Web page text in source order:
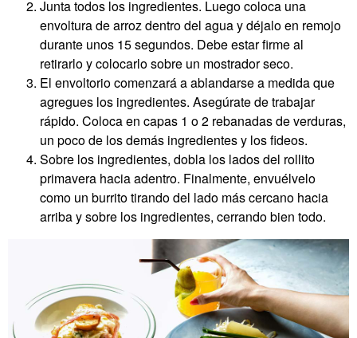
Junta todos los ingredientes. Luego coloca una
envoltura de arroz dentro del agua y déjalo en remojo
durante unos 15 segundos. Debe estar firme al
retirarlo y colocarlo sobre un mostrador seco.
El envoltorio comenzará a ablandarse a medida que
agregues los ingredientes. Asegúrate de trabajar
rápido. Coloca en capas 1 o 2 rebanadas de verduras,
un poco de los demás ingredientes y los fideos.
Sobre los ingredientes, dobla los lados del rollito
primavera hacia adentro. Finalmente, envuélvelo
como un burrito tirando del lado más cercano hacia
arriba y sobre los ingredientes, cerrando bien todo.